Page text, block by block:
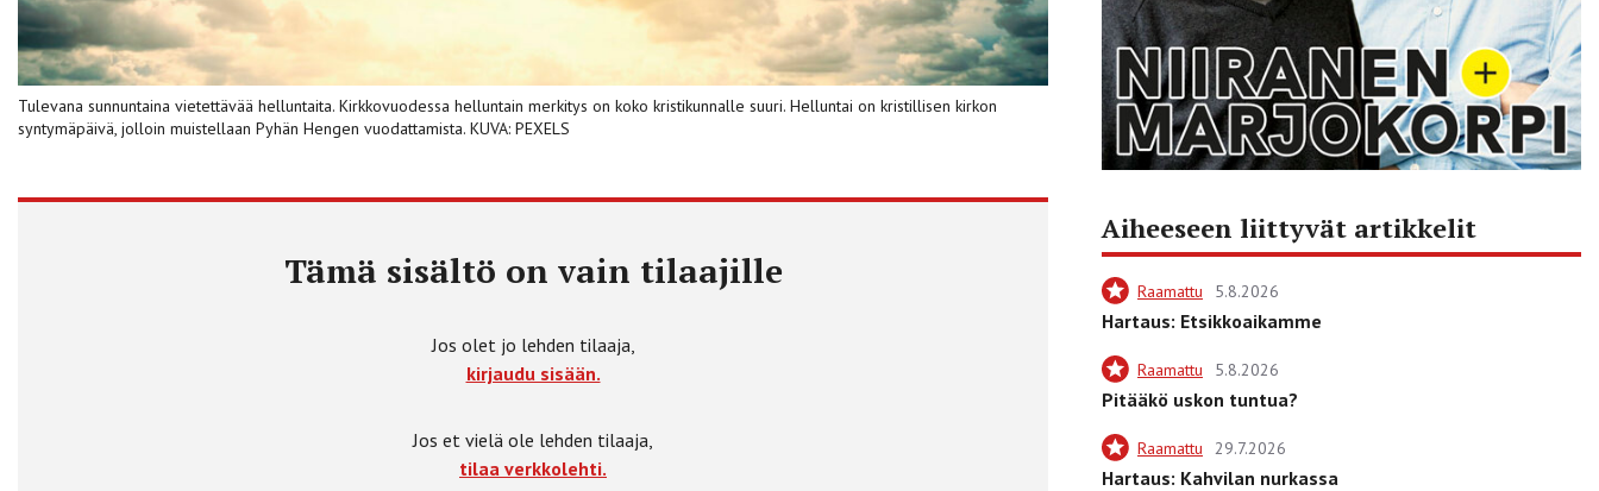
Tulevana sunnuntaina vietettävää helluntaita. Kirkkovuodessa helluntain merkitys on koko kristikunnalle suuri. Helluntai on kristillisen kirkon
syntymäpäivä, jolloin muistellaan Pyhän Hengen vuodattamista. KUVA: PEXELS
Tämä sisältö on vain tilaajille
Jos olet jo lehden tilaaja,
kirjaudu sisään.
Jos et vielä ole lehden tilaaja,
tilaa verkkolehti.
Aiheeseen liittyvät artikkelit
Raamattu 5.8.2026
Hartaus: Etsikkoaikamme
Raamattu 5.8.2026
Pitääkö uskon tuntua?
Raamattu 29.7.2026
Hartaus: Kahvilan nurkassa